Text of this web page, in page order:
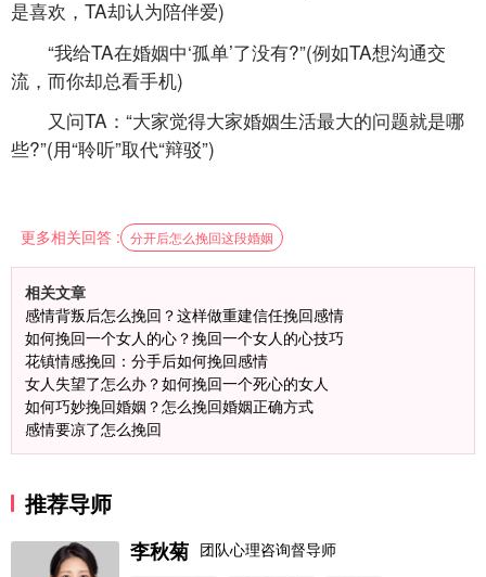
是喜欢，TA却认为陪伴爱)
“我给TA在婚姻中‘孤单’了没有?”(例如TA想沟通交
流，而你却总看手机)
又问TA：“大家觉得大家婚姻生活最大的问题就是哪
些?”(用“聆听”取代“辩驳”)
更多相关回答 : 分开后怎么挽回这段婚姻
相关文章
感情背叛后怎么挽回？这样做重建信任挽回感情
如何挽回一个女人的心？挽回一个女人的心技巧
花镇情感挽回：分手后如何挽回感情
女人失望了怎么办？如何挽回一个死心的女人
如何巧妙挽回婚姻？怎么挽回婚姻正确方式
感情要凉了怎么挽回
推荐导师
李秋菊 团队心理咨询督导师